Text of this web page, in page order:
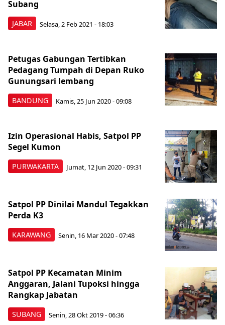
JABAR
Subang
Selasa, 2 Feb 2021 - 18:03
BANDUNG
Petugas Gabungan Tertibkan
Pedagang Tumpah di Depan Ruko
Gunungsari lembang
Kamis, 25 Jun 2020 - 09:08
PURWAKARTA
Izin Operasional Habis, Satpol PP
Segel Kumon
Jumat, 12 Jun 2020 - 09:31
KARAWANG
Satpol PP Dinilai Mandul Tegakkan
Perda K3
Senin, 16 Mar 2020 - 07:48
SUBANG
Satpol PP Kecamatan Minim
Anggaran, Jalani Tupoksi hingga
Rangkap Jabatan
Senin, 28 Okt 2019 - 06:36